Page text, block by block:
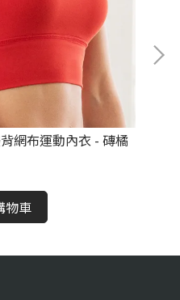
網布運動內衣 - 磚橘
物車